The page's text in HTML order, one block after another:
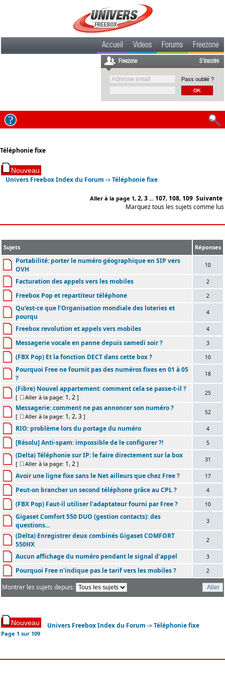
Accueil Videos Forums Freezone
Freezone S'inscrire
Pass oublié ?
Téléphonie fixe
Univers Freebox Index du Forum ->Téléphonie fixe
Aller à la page 1, 2, 3... 107, 108, 109 Suivante
Marquez tous les sujets comme lus
Sujets Réponses
Portabilité: porter le numéro géographique en SIP vers
OVH
10
Facturation des appels vers les mobiles 2
Freebox Pop et repartiteur téléphone 2
Qu’est-ce que l’Organisation mondiale des loteries et
pourqu
4
Freebox revolution et appels vers mobiles 4
Messagerie vocale en panne depuis samedi soir ? 3
(FBX Pop) Et la fonction DECT dans cette box ? 10
Pourquoi Free ne fournit pas des numéros fixes en 01 à 05
?
18
(Fibre) Nouvel appartement: comment cela se passe-t-il ?
[ Aller à la page: 1 , 2 ]
25
Messagerie: comment ne pas annoncer son numéro ?
[ Aller à la page: 1 , 2, 3 ]
52
RIO: problème lors du portage du numéro 4
[Résolu] Anti-spam: impossible de le configurer ?! 5
(Delta) Téléphonie sur IP: le faire directement sur la box
[ Aller à la page: 1 , 2 ]
31
Avoir une ligne fixe sans le Net ailleurs que chez Free ? 17
Peut-on brancher un second téléphone grâce au CPL ? 4
(FBX Pop) Faut-il utiliser l'adaptateur fourni par Free ? 10
Gigaset Comfort 550 DUO (gestion contacts): des
questions...
3
(Delta) Enregistrer deux combinés Gigaset COMFORT
550HX
2
Aucun affichage du numéro pendant le signal d'appel 3
Pourquoi Free n'indique pas le tarif vers les mobiles ? 2
Montrer les sujets depuis:
Univers Freebox Index du Forum ->Téléphonie fixe
Page1 sur109